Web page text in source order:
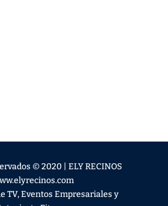
© 2020 | ELY RECINOS
TV, Eventos Empresariales y